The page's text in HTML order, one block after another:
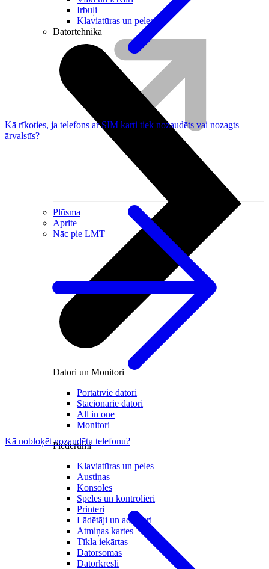
Plūsma
Aprite
Nāc pie LMT
Irbuļi
Klaviatūras un peles
Datortehnika
Datori un Monitori
Portatīvie datori
Stacionārie datori
All in one
Monitori
Piederumi
Klaviatūras un peles
Austiņas
Konsoles
Spēles un kontrolieri
Printeri
Lādētāji un adapteri
Atmiņas kartes
Tīkla iekārtas
Datorsomas
Datorkrēsli
Kā rīkoties, ja telefons ar SIM karti tiek nozaudēts vai nozagts
ārvalstīs?
Kā nobloķēt nozaudētu telefonu?